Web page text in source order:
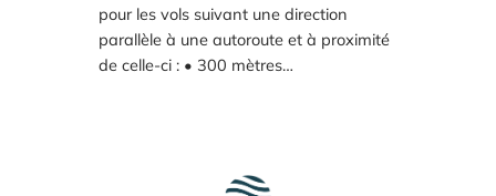
pour les vols suivant une direction
parallèle à une autoroute et à proximité
de celle-ci : • 300 mètres…